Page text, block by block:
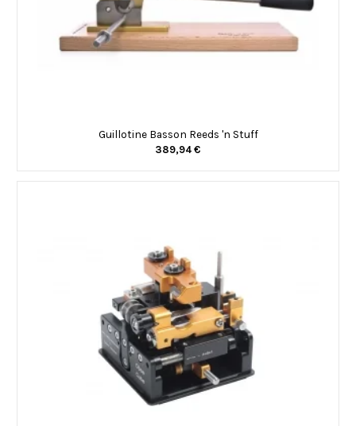
Guillotine Basson Reeds 'n Stuff
389,94 €